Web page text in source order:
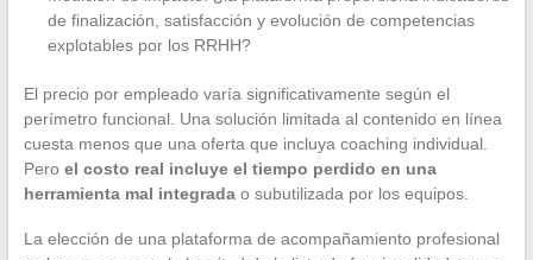
de finalización, satisfacción y evolución de competencias
explotables por los RRHH?
El precio por empleado varía significativamente según el
perímetro funcional. Una solución limitada al contenido en línea
cuesta menos que una oferta que incluya coaching individual.
Pero el costo real incluye el tiempo perdido en una
herramienta mal integradao subutilizada por los equipos.
La elección de una plataforma de acompañamiento profesional